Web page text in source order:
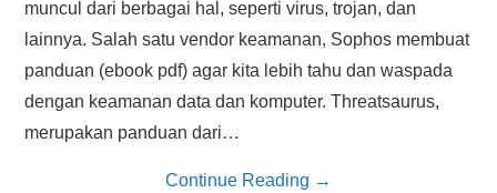
muncul dari berbagai hal, seperti virus, trojan, dan
lainnya. Salah satu vendor keamanan, Sophos membuat
panduan (ebook pdf) agar kita lebih tahu dan waspada
dengan keamanan data dan komputer. Threatsaurus,
merupakan panduan dari…
Continue Reading →